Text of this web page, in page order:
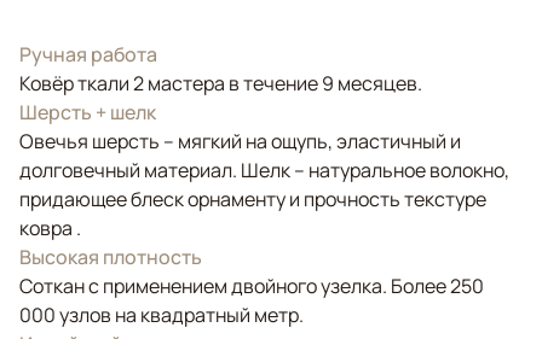
Ручная работа
Ковёр ткали 2 мастера в течение 9 месяцев.
Шерсть + шелк
Овечья шерсть – мягкий на ощупь, эластичный и
долговечный материал. Шелк – натуральное волокно,
придающее блеск орнаменту и прочность текстуре
ковра .
Высокая плотность
Соткан с применением двойного узелка. Более 250
000 узлов на квадратный метр.